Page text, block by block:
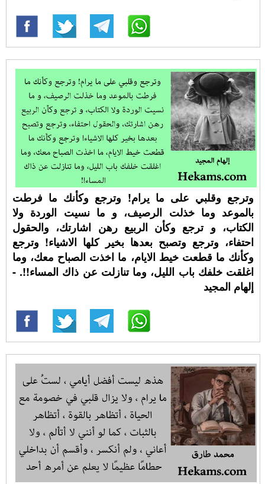
وترجع وقلبي على ما يرام! وترجع وكأنك ما فرطت
بالموعد وما خذلت الرصيف، و ما نسيت الوردة ولا
الكتاب، و ترجع وكأن الربيع رهن اشارتك، والحقول
احتفاء، وترجع وتصبح بعدها بخير كلها الاشياء! وترجع
وكأنك ما قطعت خيط الايام، ما اخذت الصباح معك، وما
اغلقت خلفك باب الليل، وما تنازلت عن ذاك المساء!!. -
إلهام المجيد